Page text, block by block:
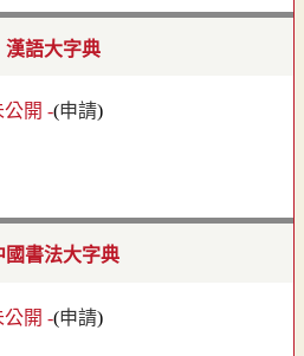
漢語大字典
公開 -(申請)
國書法大字典
公開 -(申請)